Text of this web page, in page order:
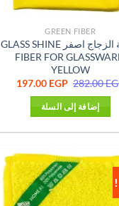
GREEN FIBER
فوطة الزجاج اصفر GLASS SHINE
FIBER FOR
YELLOW
282.00 السعر
هو:
282.00 EGP.
197.00 EGP
إضافة إلى السلة